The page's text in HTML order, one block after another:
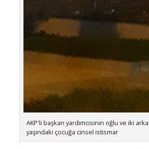
AKP'li başkan yardımcısının oğlu ve iki
yaşındaki çocuğa cinsel istismar